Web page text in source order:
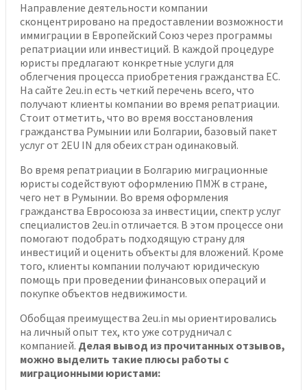
Направление деятельности компании
сконцентрировано на предоставлении возможности
иммиграции в Европейский Союз через программы
репатриации или инвестиций. В каждой процедуре
юристы предлагают конкретные услуги для
облегчения процесса приобретения гражданства ЕС.
На сайте 2eu.in есть четкий перечень всего, что
получают клиенты компании во время репатриации.
Стоит отметить, что во время восстановления
гражданства Румынии или Болгарии, базовый пакет
услуг от 2EU IN для обеих стран одинаковый.
Во время репатриации в Болгарию миграционные
юристы содействуют оформлению ПМЖ в стране,
чего нет в Румынии. Во время оформления
гражданства Евросоюза за инвестиции, спектр услуг
специалистов 2eu.in отличается. В этом процессе они
помогают подобрать подходящую страну для
инвестиций и оценить объекты для вложений. Кроме
того, клиенты компании получают юридическую
помощь при проведении финансовых операций и
покупке объектов недвижимости.
Обобщая преимущества 2eu.in мы ориентировались
на личный опыт тех, кто уже сотрудничал с
компанией. Делая вывод из прочитанных отзывов,
можно выделить такие плюсы работы с
миграционными юристами: